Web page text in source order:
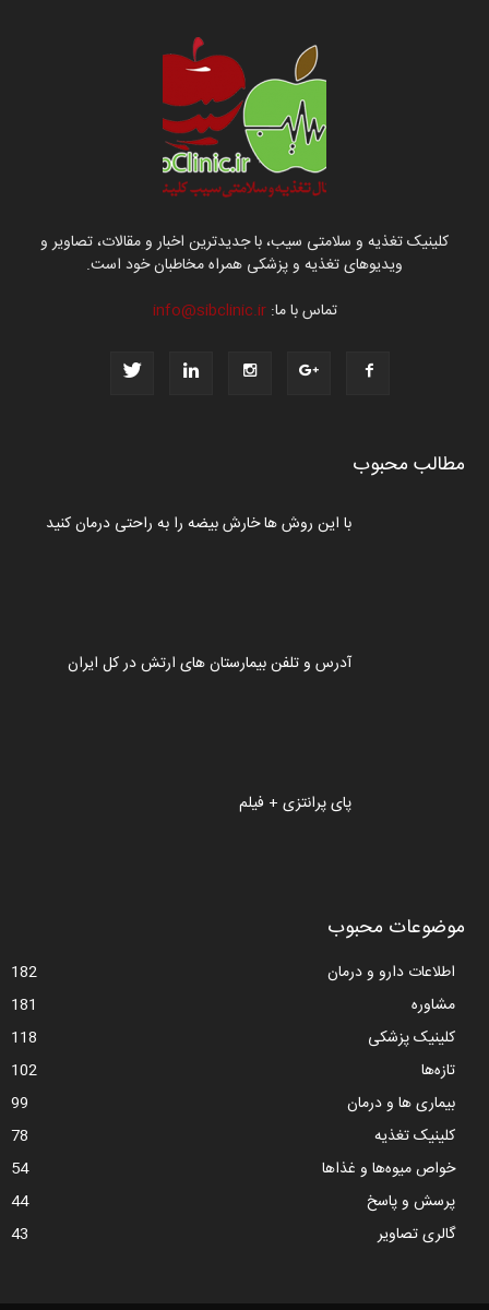
کلینیک تغذیه و سلامتی سیب، با جدیدترین اخبار و مقالات، تصاویر و
ویدیوهای تغذیه و پزشکی همراه مخاطبان خود است.
تماس با ما:info@sibclinic.ir
مطالب محبوب
با این روش ها خارش بیضه را به راحتی درمان کنید
آدرس و تلفن بیمارستان های ارتش در کل ایران
پای پرانتزی + فیلم
موضوعات محبوب
اطلاعات دارو و درمان
182
مشاوره
181
کلینیک پزشکی
118
تازه‌ها
102
بیماری ها و درمان
99
کلینیک تغذیه
78
خواص میوه‌ها و غذاها
54
پرسش و پاسخ
44
گالری تصاویر
43